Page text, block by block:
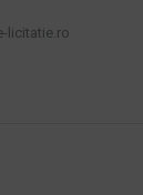
licitatie.ro